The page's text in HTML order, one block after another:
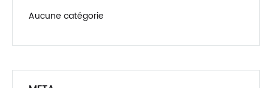
Aucune catégorie